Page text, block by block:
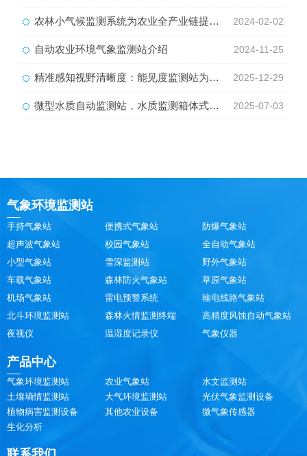
农林小气候监测系统为农业全产业链提供气象服务支持 2024-02-02
自动农业环境气象监测站介绍 2024-11-25
精准感知视野清晰度：能见度监测站为各类交通出行提供数据支持 2025-12-29
微型水质自动监测站，水质监测箱体式工具 2025-07-03
气象环境监测站
手持气象站 便携式气象站
防爆气象站
超声波气象站
校园气象站
全自动气象站
小型气象站
雪深监测站
野外气象站
车载气象站
森林防火气象站
草原气象站
机场气象站
雷电预警系统
输电线路气象站
北斗环境监测站
森林火情监测终端
高精度风蚀自动气象站
夜视仪
温湿度记录仪 气象仪器
产品中心
气象环境监测站 农业气象站
水文监测站
土壤墒情监测站
大气环境监测站
光伏气象监测设备
植物病害监测设备
其他农业设备
微气象传感器
生化分析